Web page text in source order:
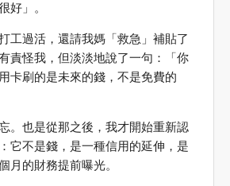
好」。
工過活，還請我媽「救急」補貼了
責怪我，但淡淡地說了一句：「你
卡刷的是未來的錢，不是免費的
。也是從那之後，我才開始重新認
它不是錢，是一種信用的延伸，是
月的財務提前曝光。